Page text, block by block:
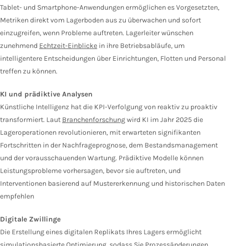
Tablet- und Smartphone-Anwendungen ermöglichen es Vorgesetzten,
Metriken direkt vom Lagerboden aus zu überwachen und sofort
einzugreifen, wenn Probleme auftreten. Lagerleiter wünschen
zunehmend Echtzeit-Einblicke in ihre Betriebsabläufe, um
intelligentere Entscheidungen über Einrichtungen, Flotten und Personal
treffen zu können.
KI und prädiktive Analysen
Künstliche Intelligenz hat die KPI-Verfolgung von reaktiv zu proaktiv
transformiert. Laut Branchenforschungwird KI im Jahr 2025 die
Lageroperationen revolutionieren, mit erwarteten signifikanten
Fortschritten in der Nachfrageprognose, dem Bestandsmanagement
und der vorausschauenden Wartung. Prädiktive Modelle können
Leistungsprobleme vorhersagen, bevor sie auftreten, und
Interventionen basierend auf Mustererkennung und historischen Daten
empfehlen
Digitale Zwillinge
Die Erstellung eines digitalen Replikats Ihres Lagers ermöglicht